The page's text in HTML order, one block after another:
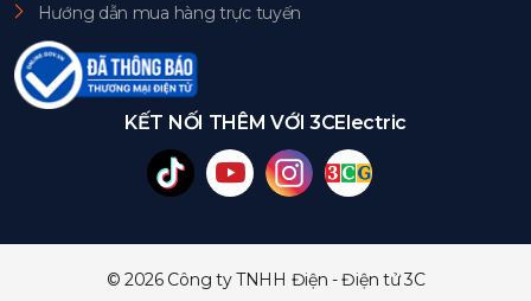
Hướng dẫn mua hàng trực tuyến
KẾT NỐI THÊM VỚI 3CElectric
© 2026 Công ty TNHH Điện - Điện tử 3C